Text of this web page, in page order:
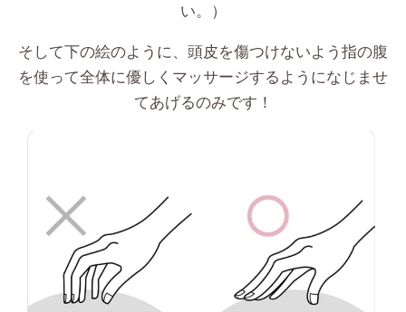
い。）
そして下の絵のように、頭皮を傷つけないよう指の腹
を使って全体に優しくマッサージするようになじませ
てあげるのみです！